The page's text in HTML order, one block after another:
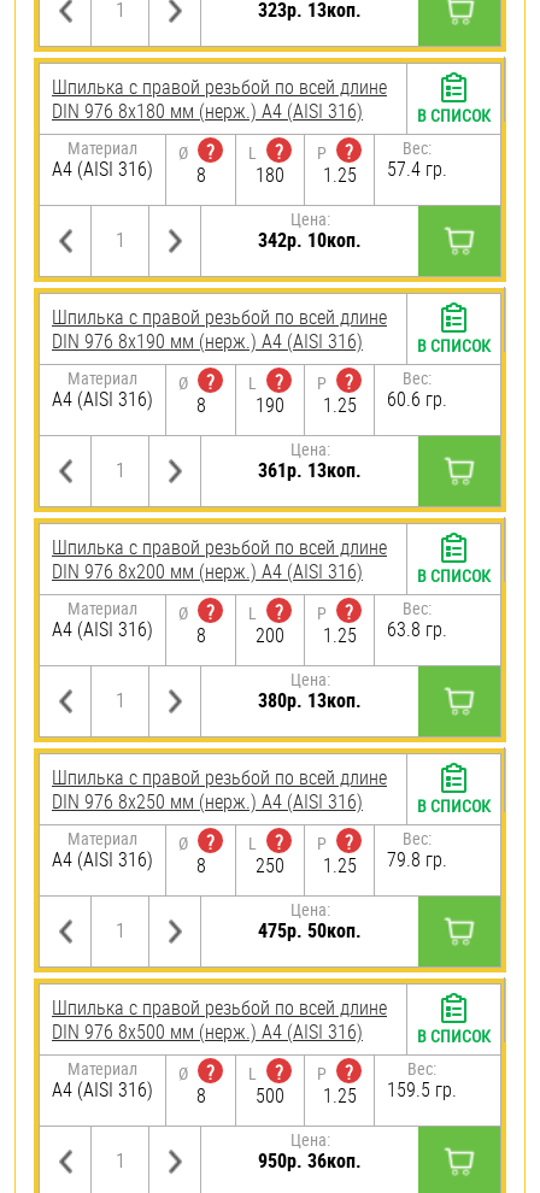
323р. 13коп.
Шпилька с правой резьбой по всей длине
DIN 976 8х180 мм (нерж.) A4 (AISI 316)
Материал
A4 (AISI 316)
Ø
?
8
L
?
180
P
?
1.25
Вес:
57.4 гр.
Цена:
342р. 10коп.
В СПИСОК
Шпилька с правой резьбой по всей длине
DIN 976 8х190 мм (нерж.) A4 (AISI 316)
Материал
A4 (AISI 316)
Ø
?
8
L
?
190
P
?
1.25
Вес:
60.6 гр.
Цена:
361р. 13коп.
В СПИСОК
Шпилька с правой резьбой по всей длине
DIN 976 8х200 мм (нерж.) A4 (AISI 316)
Материал
A4 (AISI 316)
Ø
?
8
L
?
200
P
?
1.25
Вес:
63.8 гр.
Цена:
380р. 13коп.
В СПИСОК
Шпилька с правой резьбой по всей длине
DIN 976 8х250 мм (нерж.) A4 (AISI 316)
Материал
A4 (AISI 316)
Ø
?
8
L
?
250
P
?
1.25
Вес:
79.8 гр.
Цена:
475р. 50коп.
В СПИСОК
Шпилька с правой резьбой по всей длине
DIN 976 8х500 мм (нерж.) A4 (AISI 316)
Материал
A4 (AISI 316)
Ø
?
8
L
?
500
P
?
1.25
Вес:
159.5 гр.
Цена:
950р. 36коп.
В СПИСОК